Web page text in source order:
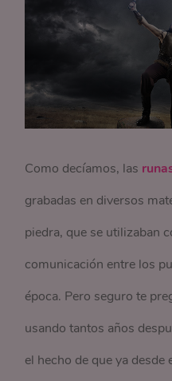
Como decíamos, las
grabadas en diversos
piedra, que se utilizaban
comunicación entre los
época. Pero seguro te
usando tantos años
el hecho de que ya